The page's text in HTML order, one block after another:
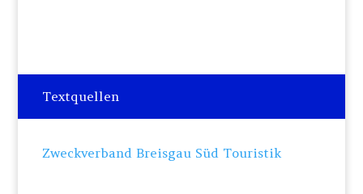
Textquellen
Zweckverband Breisgau Süd Touristik